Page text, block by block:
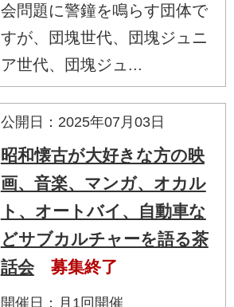
会問題に警鐘を鳴らす団体で
すが、団塊世代、団塊ジュニ
ア世代、団塊ジュ...
公開日：2025年07月03日
昭和懐古が大好きな方の映
画、音楽、マンガ、オカル
ト、オートバイ、自動車な
どサブカルチャーを語る茶
話会
募集終了
開催日：月1回開催